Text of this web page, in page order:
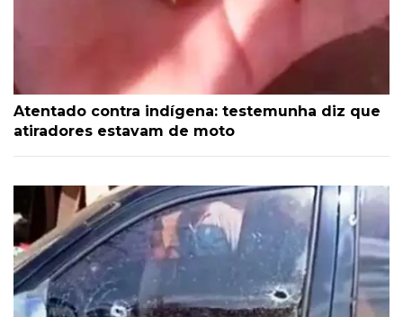
Atentado contra indígena: testemunha diz que
atiradores estavam de moto